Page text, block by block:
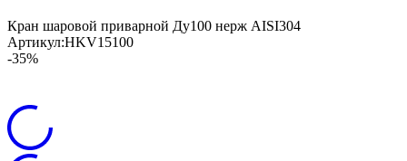
Кран шаровой приварной Ду100 нерж AISI304
Артикул:HKV15100
-35%